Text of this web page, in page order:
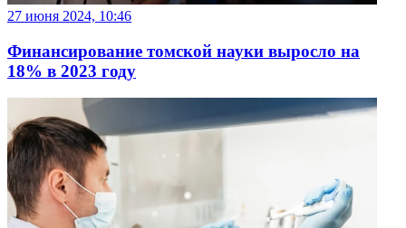
27 июня 2024, 10:46
Финансирование томской науки выросло на
18% в 2023 году